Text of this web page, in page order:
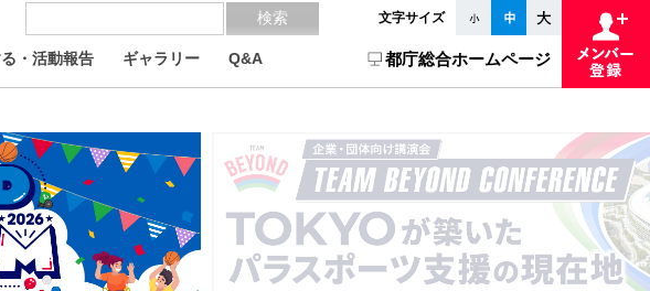
文字サイズ
・活動報告 ギャラリー Q&A 都庁総合ホームページ